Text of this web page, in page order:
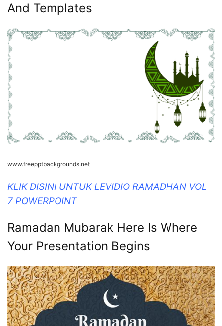
And Templates
www.freepptbackgrounds.net
KLIK DISINI UNTUK LEVIDIO RAMADHAN VOL
7 POWERPOINT
Ramadan Mubarak Here Is Where
Your Presentation Begins